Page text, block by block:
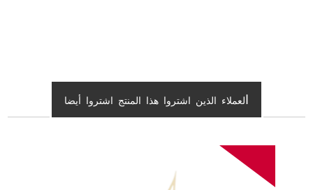
لعملاء الذين اشتروا هذا المنتج اشتروا أيضا